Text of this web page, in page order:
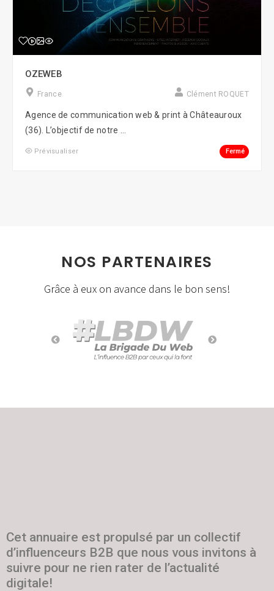
OZEWEB
France Clément ROQUET
Agence de communication web & print à Châteauroux
(36). L’objectif de notre ...
Prévisualiser Fermé
NOS PARTENAIRES
Grâce à eux on avance dans le bon sens!
Cet annuaire est propulsé par un collectif
d’influenceurs B2B que nous vous invitons à
suivre pour ne rien rater de l’actualité
digitale!